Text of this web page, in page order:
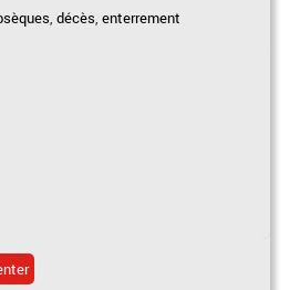
,décès,enterrement